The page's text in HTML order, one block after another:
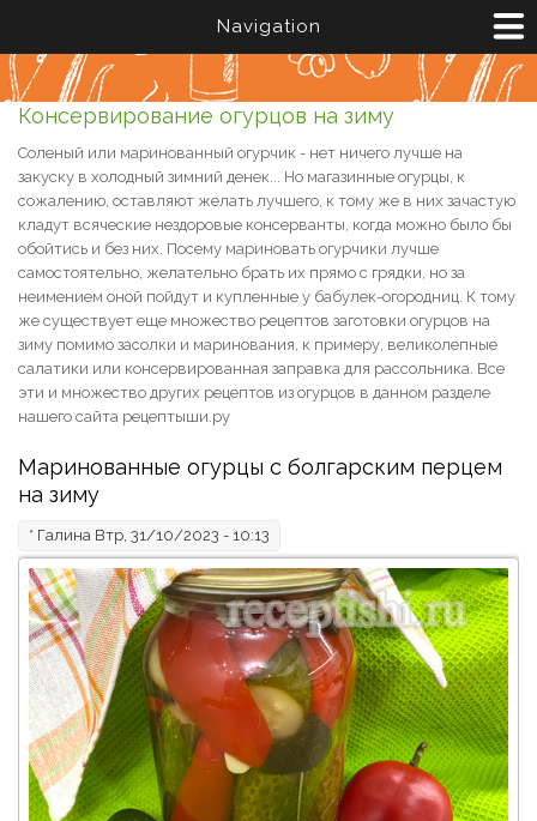
Navigation
Консервирование огурцов на зиму
Соленый или маринованный огурчик - нет ничего лучше на
закуску в холодный зимний денек... Но магазинные огурцы, к
сожалению, оставляют желать лучшего, к тому же в них зачастую
кладут всяческие нездоровые консерванты, когда можно было бы
обойтись и без них. Посему мариновать огурчики лучше
самостоятельно, желательно брать их прямо с грядки, но за
неимением оной пойдут и купленные у бабулек-огородниц. К тому
же существует еще множество рецептов заготовки огурцов на
зиму помимо засолки и маринования, к примеру, великолепные
салатики или консервированная заправка для рассольника. Все
эти и множество других рецептов из огурцов в данном разделе
нашего сайта рецептыши.ру
Маринованные огурцы с болгарским перцем
на зиму
* Галина Втр, 31/10/2023 - 10:13